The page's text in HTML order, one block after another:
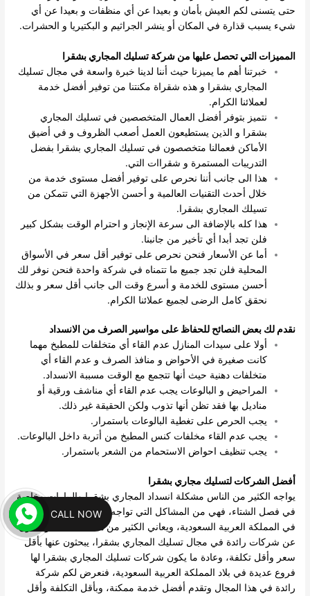
حتى يتسنى لكم العيش بأمان و بعيدا عن أي منظفات و بعيدا عن أي
شيء يسبب قذارة في المكان أو ينشر الجراثيم و البكتيريا و الحشرات.
المميزات التي تحصل عليها من شركة تسليك المجاري بشقرا
خبرتنا أهم ما يميزنا حيث أننا لدينا خبرة واسعة في مجال تسليك
المجاري بشقرا و هذه شقراة مكنتنا من توفير أفضل خدمة
لعملائنا الكرام.
نتميز بتوفر أفضل العمال المتخصصين في تسليك المجاري
بشقرا و الذين يستطيعون العمل أصعب الظروف و في أضيق
الأماكن فعمالنا متخصصون في تسليك المجاري بشقرا بفضل
التدريبات المستمرة و شقراات التي.
هذا الى جانب أننا نحرص على توفير أفضل مستوى خدمة من
خلال أحدث التقنيات العالمية و أحسن الأجهزة التي تتمكن من
تسيلك المجاري بشقرا.
هذا كله بالإضافة الى سرعة الإنجاز و احترام الوقت بشكل كبير
فلن تجد أبدا أي تأخير من جانبنا.
أما عن الأسعار فنحن نحرص على توفير أقل سعر في الأسواق
المحلية فلن تجد جميع ما تتمناه في شركة واحدة فنحن نوفر لك
أحسن مستوى للخدمة و أسرع وقت الى جانب أقل سعر و بذلك
نحقق كامل الرضى لجميع عملائنا الكرام.
نقدم لك بعض النصائح للحفاظ على مواسير الصرف من الانسداد
أولا على سيدات المنازل عدم القاء أي متخلفات للمطبخ مهما
كانت صغيرة في الأحواض و منافذ الصرف و عدم القاء أي
متخلفات دهنية حيث أنها تتجمع مع الوقت مسببة الانسداد.
المراحيض و البالوعات يجب عدم القاء أي مناشف ورقية أو
مناديل بها فقد تظن أنها تذوب ولكن الحقيقة غير ذلك.
يجب الحرص على تغطية البالوعات باستمرار.
يجب عدم القاء مخلفات كنس المطبخ من أتربة داخل البالوعات.
يجب تنظيف احواض الاستحمام من الشعر باستمرار.
أفضل الشركات لتسليك مجاري بشقرا
يواجه الكثير من الناس مشكلة انسداد المجاري بشقرا والبيارات وخاصة
في فصل الشتاء، فهي من المشاكل التي تواجه عادة الناس القائمين
في المملكة العربية السعودية، ويعاني الكثير من هذه المشكلة ويبحثون
عن شركات رائدة في مجال تسليك المجاري بشقرا، يبحثون عنها بأقل
سعر وأقل تكلفة، وعادة ما يكون شركات تسليك المجاري بشقرا لها
فروع عديدة في بلاد المملكة العربية السعودية، فنعرض لكم شركة
رائدة في هذا المجال وتقدم أفضل خدمة ممكنة، وبأقل التكلفة وأقل
CALL NOW